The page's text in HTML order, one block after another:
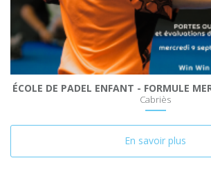
ÉCOLE DE PADEL ENFANT - FORMULE
Cabriès
En savoir plus